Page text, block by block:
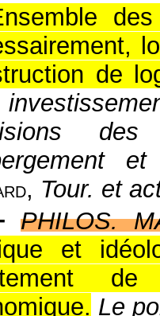
de
, Tour. et
PHILOS.
et
de
Le